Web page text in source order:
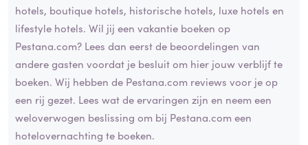
hotels, boutique hotels, historische hotels, luxe hotels en
lifestyle hotels. Wil jij een vakantie boeken op
Pestana.com? Lees dan eerst de beoordelingen van
andere gasten voordat je besluit om hier jouw verblijf te
boeken. Wij hebben de Pestana.com reviews voor je op
een rij gezet. Lees wat de ervaringen zijn en neem een
weloverwogen beslissing om bij Pestana.com een
hotelovernachting te boeken.